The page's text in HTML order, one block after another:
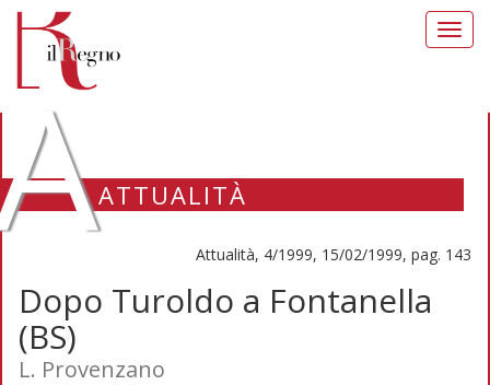
ATTUALITÀ
Attualità, 4/1999, 15/02/1999, pag. 143
Dopo Turoldo a Fontanella
(BS)
L. Provenzano